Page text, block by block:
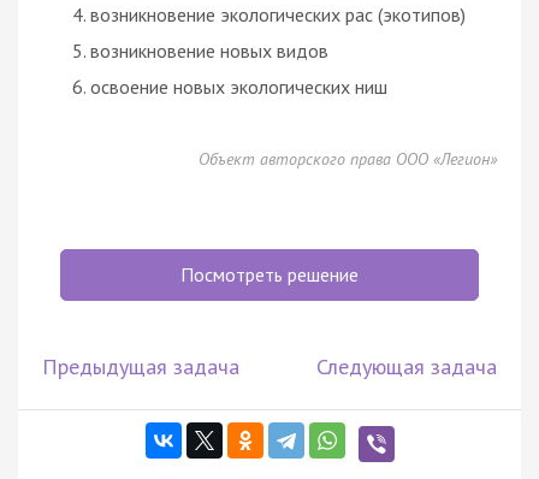
возникновение экологических рас (экотипов)
возникновение новых видов
освоение новых экологических ниш
Объект авторского права ООО «Легион»
Посмотреть решение
Предыдущая задача Следующая задача